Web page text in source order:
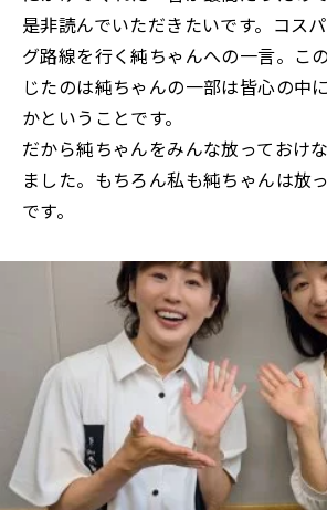
是非読んでいただきたいです。コス
グ路線を行く純ちゃんへの一言。こ
じたのは純ちゃんの一部は皆心の中
かということです。
だから純ちゃんをみんな放っておけ
ました。もちろん私も純ちゃんは放
です。